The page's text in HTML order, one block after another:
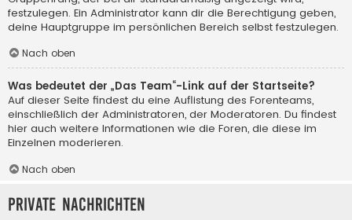
festzulegen. Ein Administrator kann dir die Berechtigung geben,
deine Hauptgruppe im persönlichen Bereich selbst festzulegen.
Nach oben
Was bedeutet der „Das Team“-Link auf der Startseite?
Auf dieser Seite findest du eine Auflistung des Forenteams,
einschließlich der Administratoren, der Moderatoren. Du findest
hier auch weitere Informationen wie die Foren, die diese im
Einzelnen moderieren.
Nach oben
Private Nachrichten